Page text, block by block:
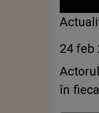
24 feb
în